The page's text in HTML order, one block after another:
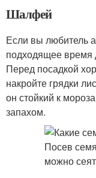
Шалфей
Если вы любитель
подходящее время
Перед посадкой
накройте грядки
он стойкий к
запахом.